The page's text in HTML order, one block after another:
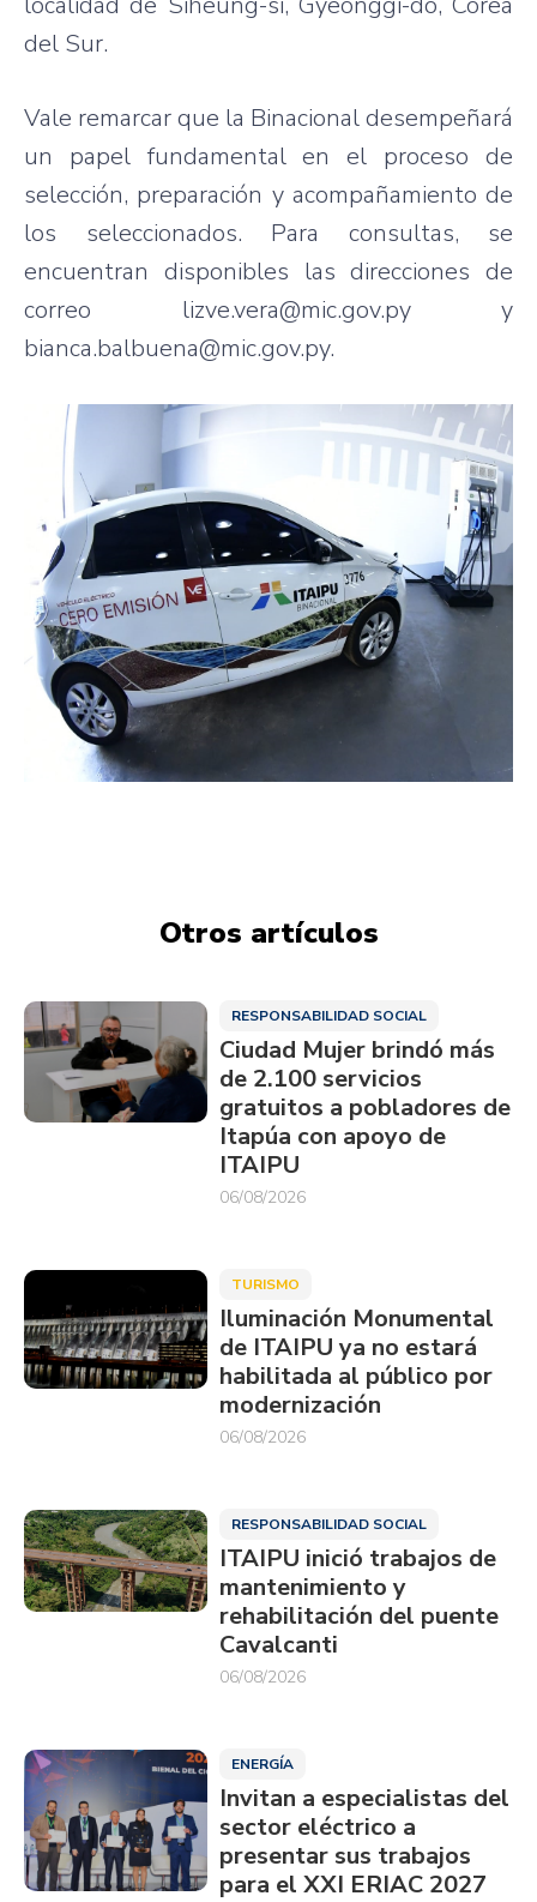
del Sur.
Vale remarcar que la Binacional desempeñará
un papel fundamental en el proceso de
selección, preparación y acompañamiento de
los seleccionados. Para consultas, se
encuentran disponibles las direcciones de
correo lizve.vera@mic.gov.py y
bianca.balbuena@mic.gov.py.
Otros artículos
RESPONSABILIDAD SOCIAL
Ciudad Mujer brindó más
de 2.100 servicios
gratuitos a pobladores de
Itapúa con apoyo de
ITAIPU
06/08/2026
TURISMO
Iluminación Monumental
de ITAIPU ya no estará
habilitada al público por
modernización
06/08/2026
RESPONSABILIDAD SOCIAL
ITAIPU inició trabajos de
mantenimiento y
rehabilitación del puente
Cavalcanti
06/08/2026
ENERGÍA
Invitan a especialistas del
sector eléctrico a
presentar sus trabajos
para el XXI ERIAC 2027